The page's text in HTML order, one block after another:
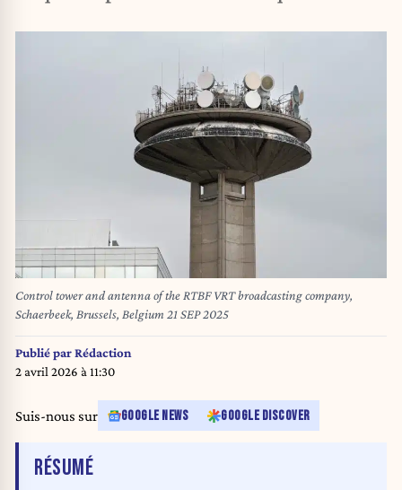
Control tower and antenna of the RTBF VRT broadcasting company,
Schaerbeek, Brussels, Belgium 21 SEP 2025
Publié parRédaction
2 avril 2026 à 11:30
Suis-nous sur GOOGLE NEWS GOOGLE DISCOVER
RÉSUMÉDE L'ARTICLE